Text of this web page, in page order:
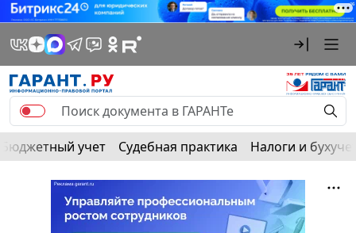
Бюджетный учет Судебная практика Налоги и